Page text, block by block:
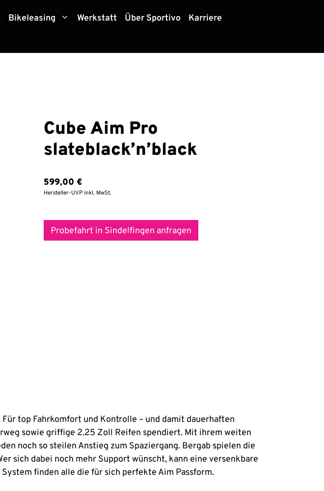
Bikeleasing Werkstatt Über Sportivo
Karriere
Cube Aim Pro
slateblack’n’black
599,00 €
Hersteller-UVP inkl. MwSt.
Probefahrt in Sindelfingen anfragen
top Fahrkomfort und Kontrolle – und damit dauerhaften
sowie griffige 2.25 Zoll Reifen spendiert. Mit ihrem weiten
noch so steilen Anstieg zum Spaziergang. Bergab spielen die
sich dabei noch mehr Support wünscht, kann eine versenkbare
finden alle die für sich perfekte Aim Passform.